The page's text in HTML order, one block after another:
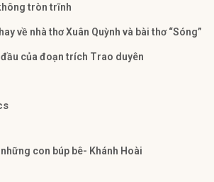
tròn trĩnh
về nhà thơ Xuân Quỳnh và bài thơ “Sóng”
đầu của đoạn trích Trao duyên
con búp bê- Khánh Hoài